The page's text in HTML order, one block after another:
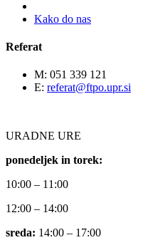
Kako do nas
Referat
M: 051 339 121
E: referat@ftpo.upr.si
URADNE URE
ponedeljek in torek:
10:00 – 11:00
12:00 – 14:00
sreda: 14:00 – 17:00